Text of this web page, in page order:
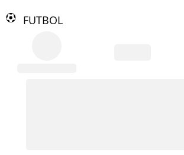
FUTBOL